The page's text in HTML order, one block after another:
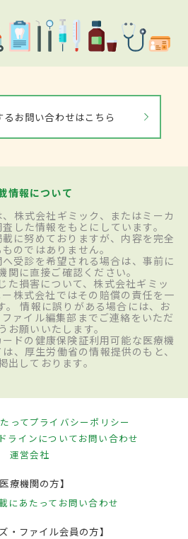
るお問い合わせはこちら
情報について
株式会社ギミック、またはミーカ
した情報をもとにしています。
に努めておりますが、内容を完全
のではありません。
受診を希望される場合は、事前に
関に直接ご確認ください。
た損害について、株式会社ギミッ
株式会社ではその賠償の責任を一
。 情報に誤りがある場合には、お
ァイル編集部までご連絡をいただ
お願いいたします。
ドの健康保険証利用可能な医療機
、厚生労働省の情報提供のもと、
出しております。
ってプライバシーポリシー
ラインについてお問い合わせ
運営会社
医療機関の方】
にあたって お問い合わせ
・ファイル会員の方】